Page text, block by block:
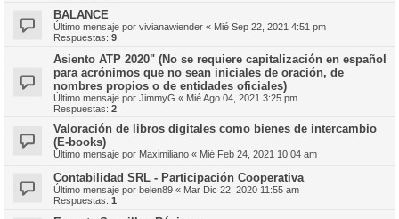
BALANCE
Último mensaje por vivianawiender « Mié Sep 22, 2021 4:51 pm
Respuestas: 9
Asiento ATP 2020" (No se requiere capitalización en español
para acrónimos que no sean iniciales de oración, de
nombres propios o de entidades oficiales)
Último mensaje por JimmyG « Mié Ago 04, 2021 3:25 pm
Respuestas: 2
Valoración de libros digitales como bienes de intercambio
(E-books)
Último mensaje por Maximiliano « Mié Feb 24, 2021 10:04 am
Contabilidad SRL - Participación Cooperativa
Último mensaje por belen89 « Mar Dic 22, 2020 11:55 am
Respuestas: 1